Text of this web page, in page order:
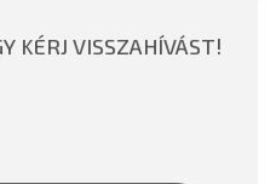
KÉRJ VISSZAHÍVÁST!